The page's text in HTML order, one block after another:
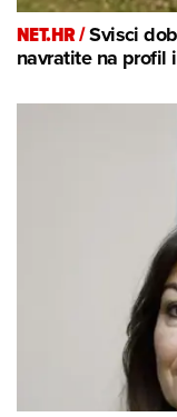
NET.HR /Svisci
navratite na profil